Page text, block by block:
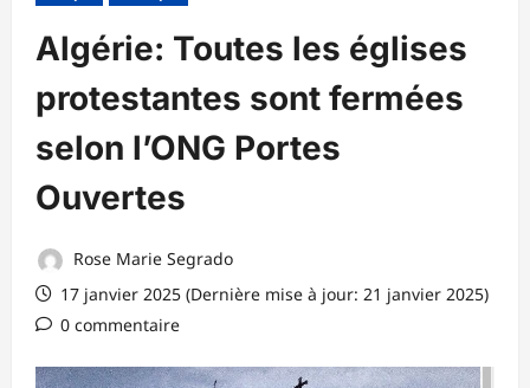
Algérie: Toutes les églises
protestantes sont fermées
selon l’ONG Portes
Ouvertes
Rose Marie Segrado
17 janvier 2025 (Dernière mise à jour: 21 janvier 2025)
0 commentaire